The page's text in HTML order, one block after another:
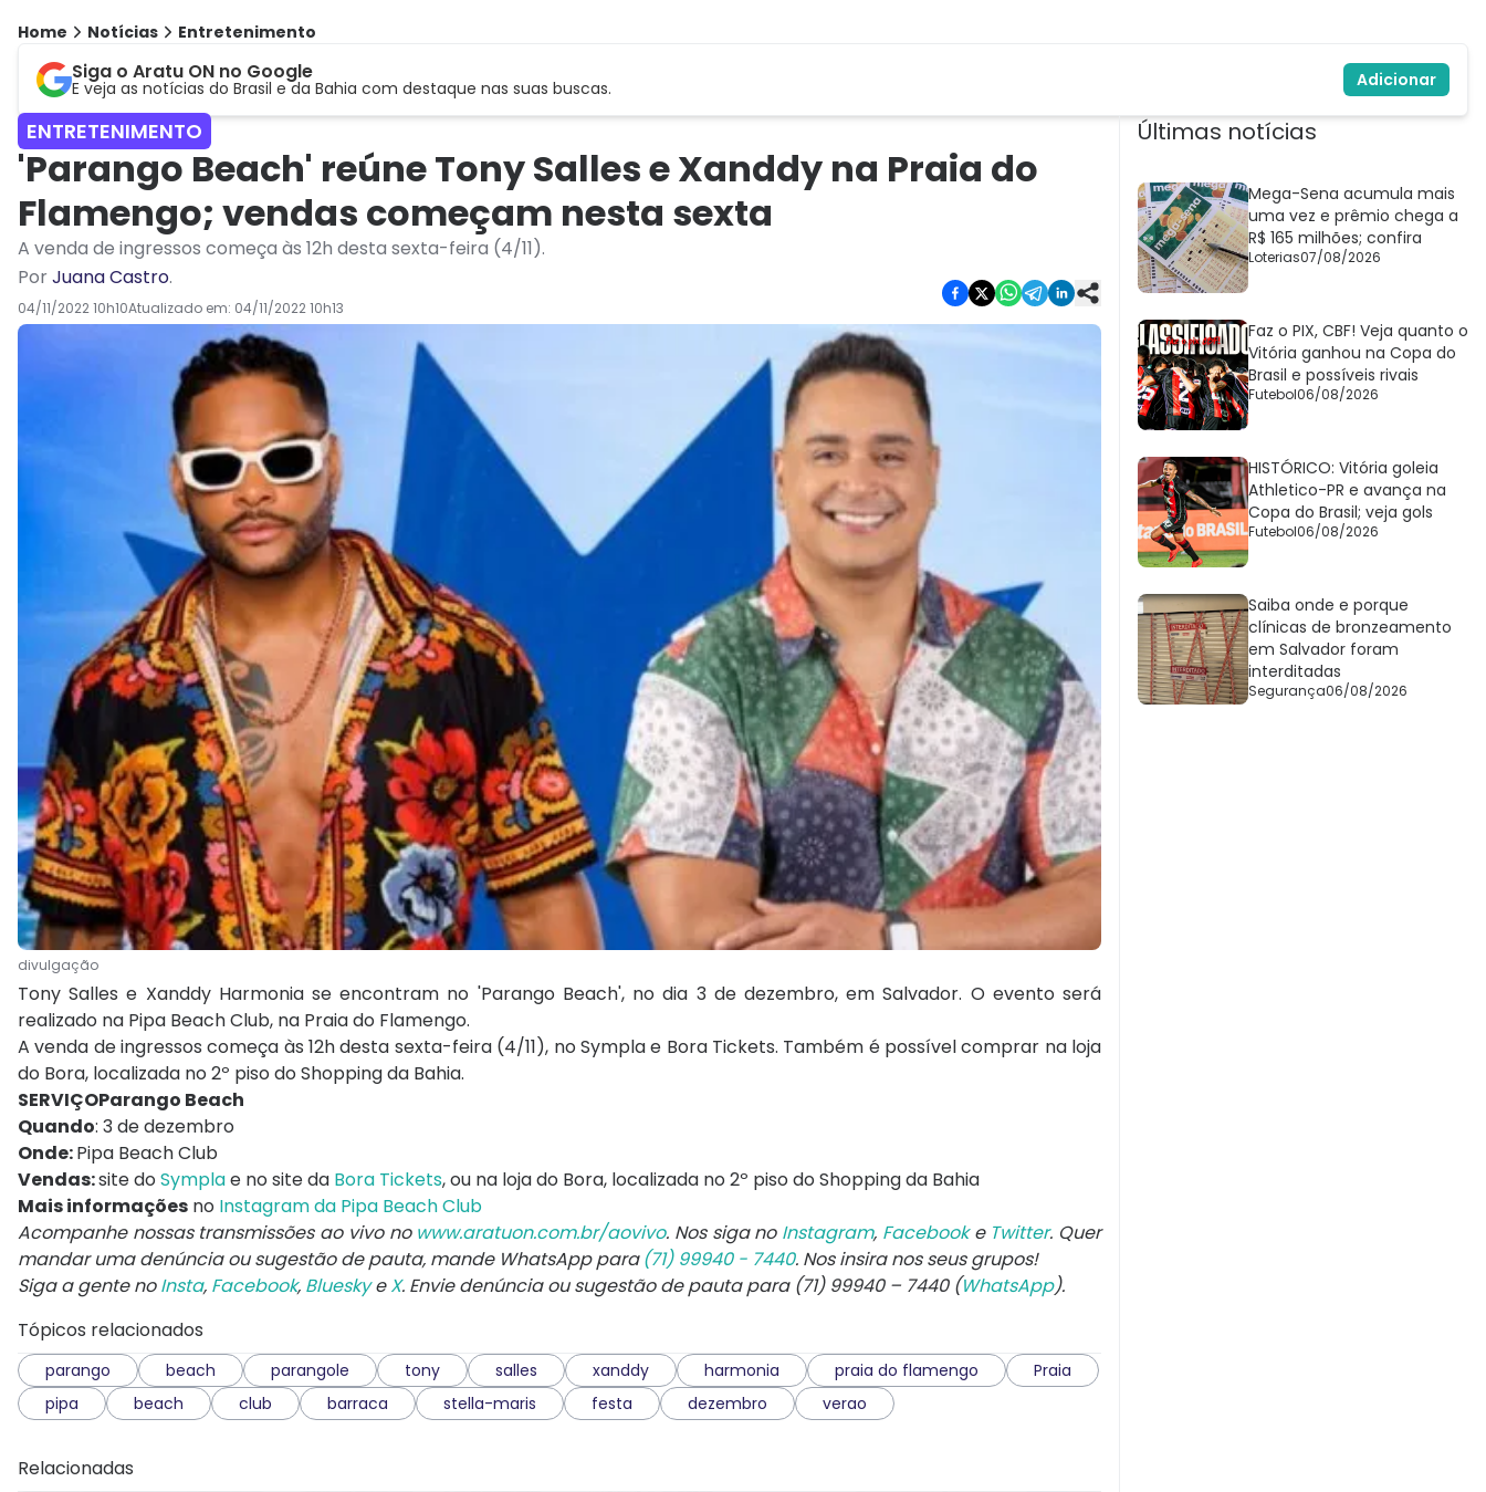
Home Notícias Entretenimento
Siga o Aratu ON no Google
E veja as notícias do Brasil e da Bahia com destaque nas suas buscas. Adicionar
ENTRETENIMENTO
'Parango Beach' reúne Tony Salles e Xanddy na Praia do
Flamengo; vendas começam nesta sexta
A venda de ingressos começa às 12h desta sexta-feira (4/11).
PorJuana Castro.
04/11/2022 10h10Atualizado em: 04/11/2022 10h13
divulgação
Tony Salles e Xanddy Harmonia se encontram no 'Parango Beach', no dia 3 de dezembro, em Salvador. O evento será
realizado na Pipa Beach Club, na Praia do Flamengo.
A venda de ingressos começa às 12h desta sexta-feira (4/11), no Sympla e Bora Tickets. Também é possível comprar na loja
do Bora, localizada no 2º piso do Shopping da Bahia.
SERVIÇOParango Beach
Quando: 3 de dezembro
Onde:Pipa Beach Club
Vendas:site do Symplae no site da Bora Tickets, ou na loja do Bora, localizada no 2º piso do Shopping da Bahia
Mais informações no Instagram da Pipa Beach Club
Acompanhe nossas transmissões ao vivo no www.aratuon.com.br/aovivo. Nos siga no Instagram, Facebooke Twitter. Quer
mandar uma denúncia ou sugestão de pauta, mande WhatsApp para (71) 99940 - 7440. Nos insira nos seus grupos!
Siga a gente noInsta, Facebook, BlueskyeX. Envie denúncia ou sugestão de pauta para (71) 99940 – 7440 (WhatsApp).
Tópicos relacionados
parango beach parangole tony salles xanddy harmonia praia do flamengo
Praia
pipa
beach club barraca stella-maris festa dezembro verao
Relacionadas
Últimas notícias
Mega-Sena acumula mais
uma vez e prêmio chega a
R$ 165 milhões; confira
Loterias07/08/2026
Faz o PIX, CBF! Veja quanto o
Vitória ganhou na Copa do
Brasil e possíveis rivais
Futebol06/08/2026
HISTÓRICO: Vitória goleia
Athletico-PR e avança na
Copa do Brasil; veja gols
Futebol06/08/2026
Saiba onde e porque
clínicas de bronzeamento
em Salvador foram
interditadas
Segurança06/08/2026